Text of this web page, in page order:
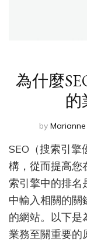
為什麼
的
by Marianne
SEO（搜索引擎
構，從而提高您
索引擎中的排名
中輸入相關的關
的網站。以下是
業務至關重要的